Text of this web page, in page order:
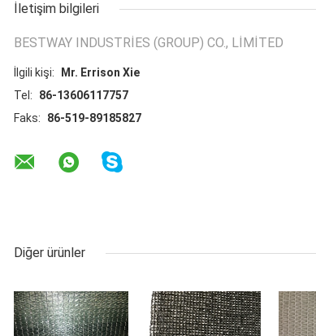
İletişim bilgileri
BESTWAY INDUSTRIES (GROUP) CO., LIMITED
İlgili kişi:
Mr. Errison Xie
Tel:
86-13606117757
Faks:
86-519-89185827
Diğer ürünler